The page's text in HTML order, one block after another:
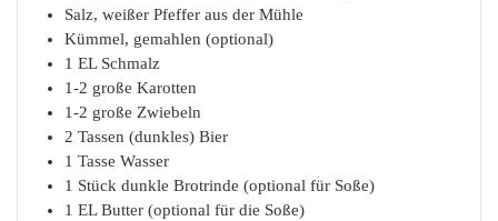
Salz, weißer Pfeffer aus der Mühle
Kümmel, gemahlen (optional)
1 EL Schmalz
1-2 große Karotten
1-2 große Zwiebeln
2 Tassen (dunkles) Bier
1 Tasse Wasser
1 Stück dunkle Brotrinde (optional für Soße)
1 EL Butter (optional für die Soße)